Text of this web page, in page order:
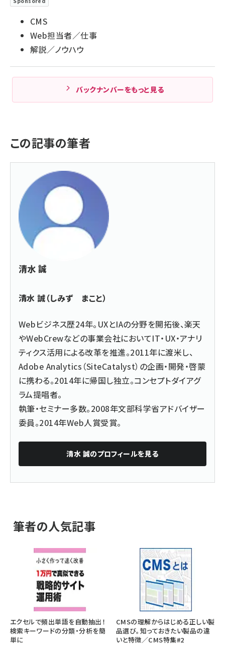
CMS
Web担当者／仕事
解説／ノウハウ
バックナンバーをもっと見る
この記事の筆者
清水 誠
清水 誠（しみず まこと）
Webビジネス歴24年。UXとIAの分野を開拓後、楽天
やWebCrewなどの事業会社においてIT・UX・アナリ
ティクス活用による改革を推進。2011年に渡米し、
Adobe Analytics（SiteCatalyst）の企画・開発・啓蒙
に携わる。2014年に帰国し独立。コンセプトダイアグ
ラム提唱者。
執筆・セミナー多数。2008年文部科学省アドバイザー
委員。2014年Web人賞受賞。
清水 誠のプロフィールを見る
筆者の人気記事
エクセルで頻出単語を自動抽出！
検索キーワードの分類・分析を簡
単に
CMSの理解からはじめる正しい製
品選び。知っておきたい製品の違
いと特徴／CMS特集#2